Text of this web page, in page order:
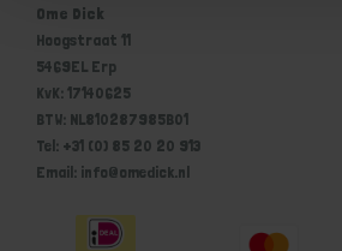
Ome Dick
Hoogstraat 11
5469EL Erp
KvK: 17140625
BTW: NL810287985B01
Tel: +31 (0) 85 20 20 913
Email: info@omedick.nl